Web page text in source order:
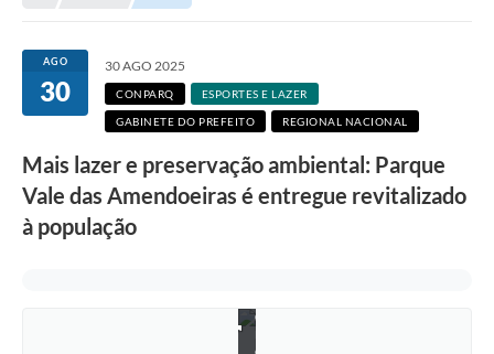
AGO
30
30 AGO 2025
CONPARQ ESPORTES E LAZER
GABINETE DO PREFEITO REGIONAL NACIONAL
Mais lazer e preservação ambiental: Parque
Vale das Amendoeiras é entregue revitalizado
à população
d